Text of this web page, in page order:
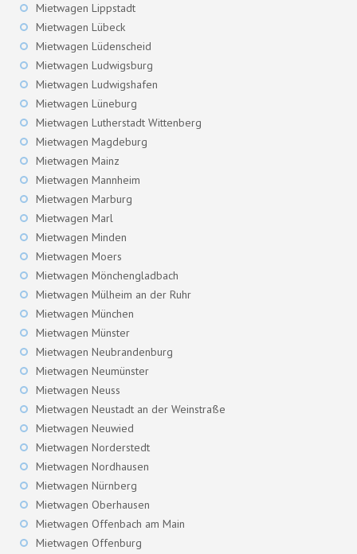
Mietwagen Lippstadt
Mietwagen Lübeck
Mietwagen Lüdenscheid
Mietwagen Ludwigsburg
Mietwagen Ludwigshafen
Mietwagen Lüneburg
Mietwagen Lutherstadt Wittenberg
Mietwagen Magdeburg
Mietwagen Mainz
Mietwagen Mannheim
Mietwagen Marburg
Mietwagen Marl
Mietwagen Minden
Mietwagen Moers
Mietwagen Mönchengladbach
Mietwagen Mülheim an der Ruhr
Mietwagen München
Mietwagen Münster
Mietwagen Neubrandenburg
Mietwagen Neumünster
Mietwagen Neuss
Mietwagen Neustadt an der Weinstraße
Mietwagen Neuwied
Mietwagen Norderstedt
Mietwagen Nordhausen
Mietwagen Nürnberg
Mietwagen Oberhausen
Mietwagen Offenbach am Main
Mietwagen Offenburg